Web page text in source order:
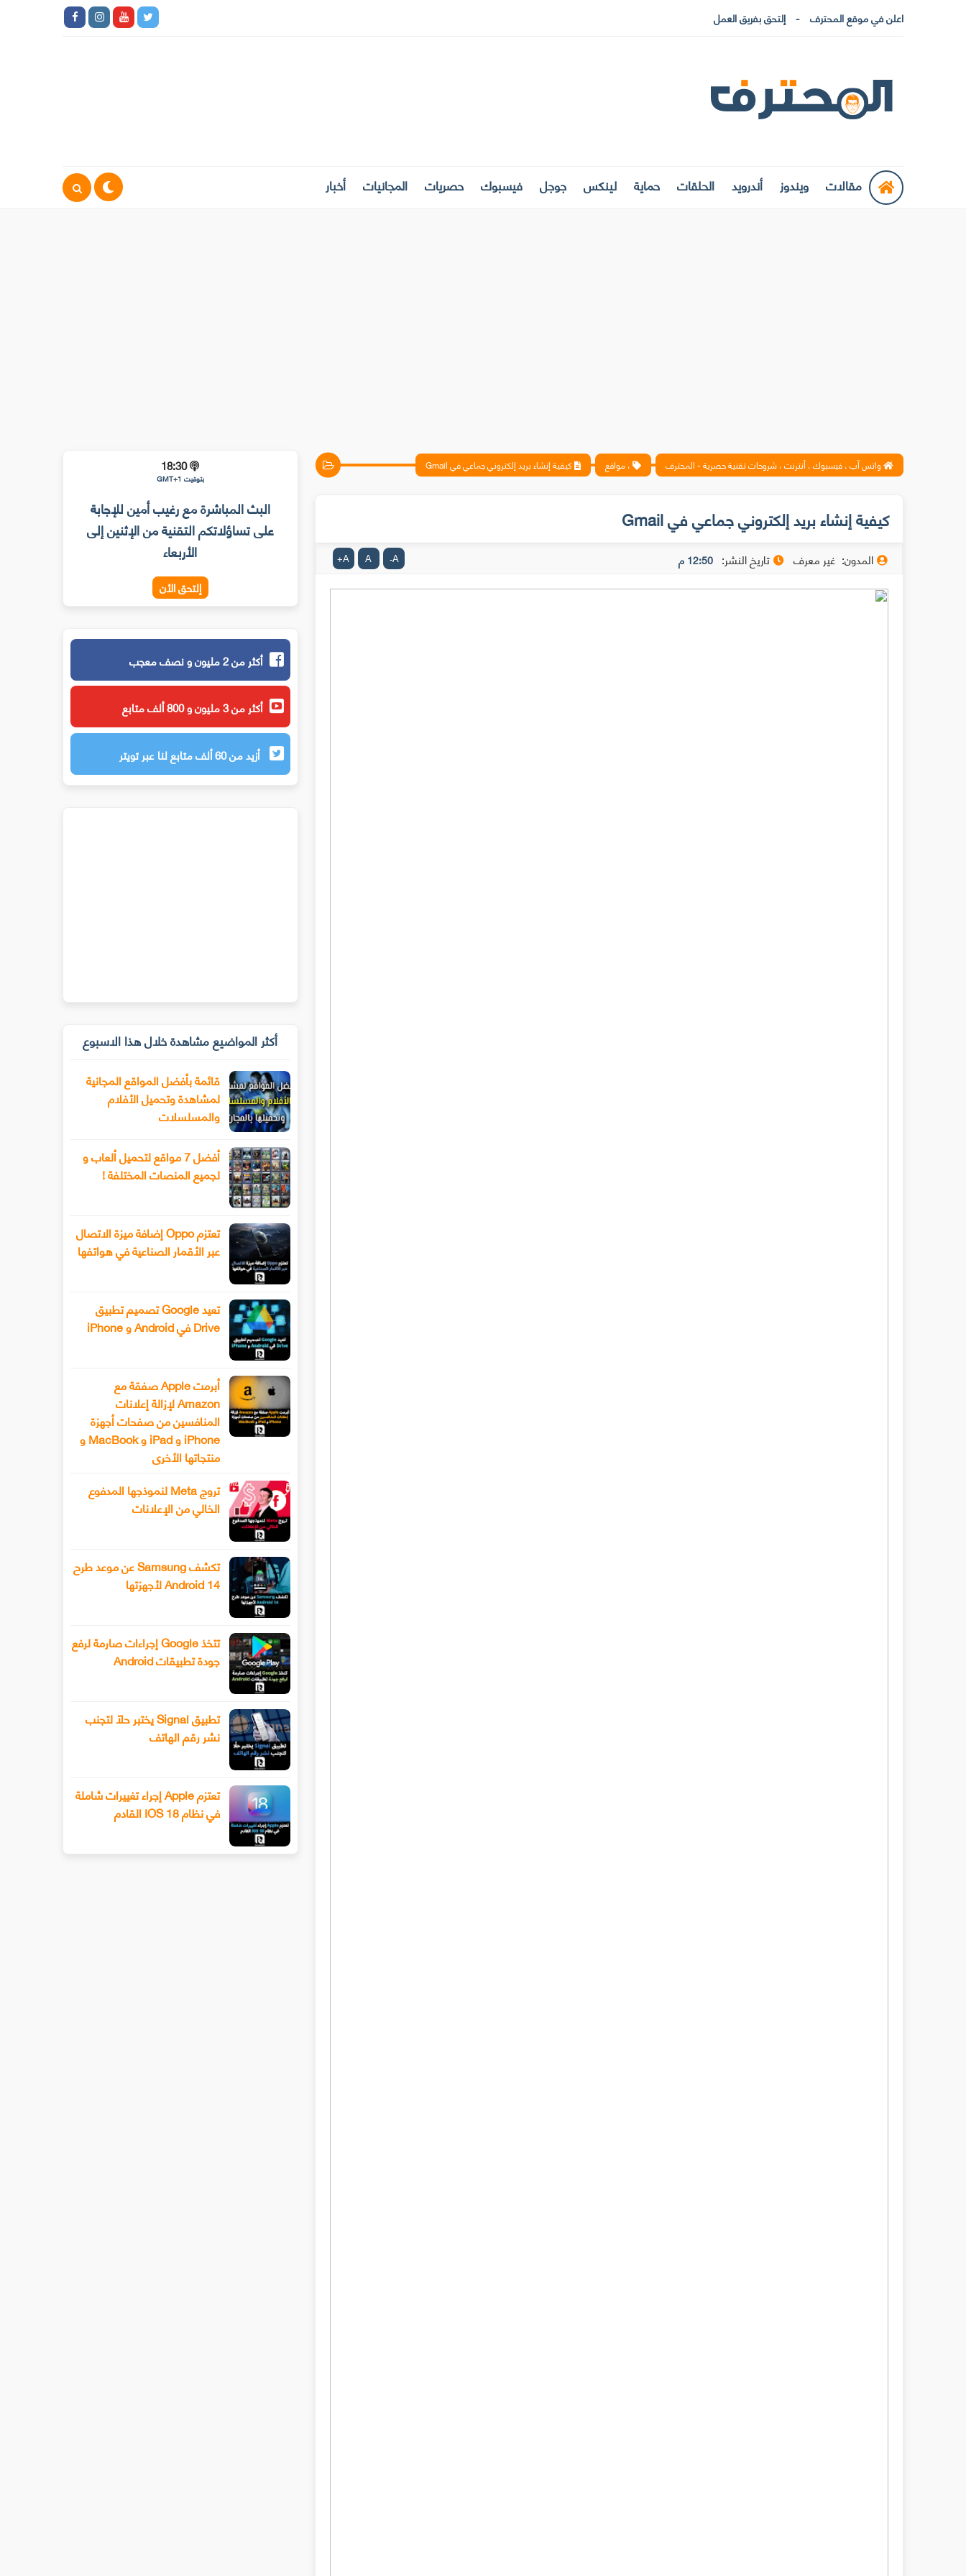
اعلن في موقع المحترف إلتحق بفريق العمل
مقالات ويندوز أندرويد الحلقات حماية لينكس جوجل فيسبوك حصريات المجانيات أخبار
واتس آب ، فيسبوك ، أنترنت ، شروحات تقنية حصرية - المحترف ، مواقع كيفية إنشاء بريد إلكتروني جماعي في Gmail
كيفية إنشاء بريد إلكتروني جماعي في Gmail
المدون: غير معرف تاريخ النشر: 12:50 م A
-
A
A
+
18:30
بتوقيت GMT+1
البث المباشرة مع رغيب أمين للإجابة
على تساؤلاتكم التقنية من الإثنين إلى
الأربعاء
إلتحق الأن
أكثر من 2 مليون و نصف معجب
أكثر من 3 مليون و 800 ألف متابع
أزيد من 60 ألف متابع لنا عبر تويتر
أكثر المواضيع مشاهدة خلال هذا الاسبوع
قائمة بأفضل المواقع المجانية
لمشاهدة وتحميل الأفلام
والمسلسلات
أفضل 7 مواقع لتحميل ألعاب و
لجميع المنصات المختلفة !
تعتزم Oppo إضافة ميزة الاتصال
عبر الأقمار الصناعية في هواتفها
تعيد Google تصميم تطبيق
Drive في Android و iPhone
أبرمت Apple صفقة مع
Amazon لإزالة إعلانات
المنافسين من صفحات أجهزة
iPhone و iPad و MacBook و
منتجاتها الأخرى
تروج Meta لنموذجها المدفوع
الخالي من الإعلانات
تكشف Samsung عن موعد طرح
Android 14 لأجهزتها
تتخذ Google إجراءات صارمة لرفع
جودة تطبيقات Android
تطبيق Signal يختبر حلًا لتجنب
نشر رقم الهاتف
تعتزم Apple إجراء تغييرات شاملة
في نظام IOS 18 القادم